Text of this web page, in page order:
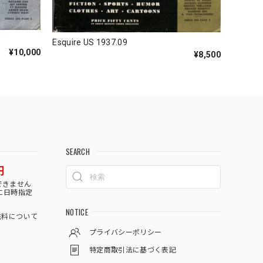
¥10,000
Esquire US 1937.09
¥8,500
きません
日時指定
について
SEARCH
NOTICE
プライバシーポリシー
特定商取引法に基づく表記